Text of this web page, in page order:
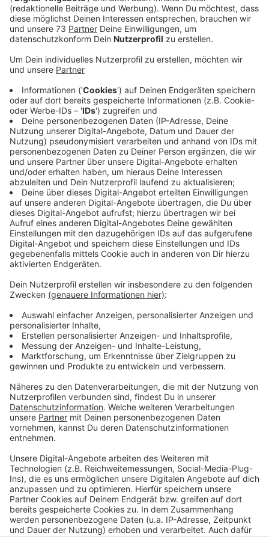
Anzeige
Gleich zwei große Fische
Anzeige
Da ist die Gefahr, aufzufallen und geschnappt zu
werden, deutlich größer. Gleich zwei große Fische hat
die Bundespolizei in den letzten Tagen geschnappt.
Letzte Woche erwischten sie ein Pärchen auf der B54
in Gronau mit über einem Kilo Gras. Und gestern ging es
sogar um über 2 Kilo Marihuana. Das
Schmugglerpärchen war von der Bundespolizei
angehalten worden und sollte mit zur Dienststelle
nach Bad Bentheim fahren. Plötzlich beschleunigte
das Auto und beide flüchteten wieder zurück Richtung
Niederlande. Während der Fahrt warfen sie eine
schwarze Tasche aus dem Auto – darin: 2,3 Kilo Gras,
Marktwert 23.000 Euro. Am Ende konnten beide
geschnappt und das Gras sichergestellt werden. Die
Bundespolizei geht nicht davon aus, dass gerade mehr
Schmuggler unterwegs sind. Sie werden nur viel eher
geschnappt, weil in der Corona-Krise viel weniger
Autos, aber dafür umso mehr Polizisten in der
Grenzkontrolle unterwegs sind.
Anzeige
Anzeige